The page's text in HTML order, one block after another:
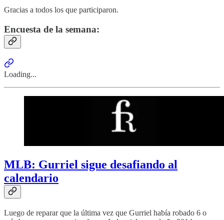
Gracias a todos los que participaron.
Encuesta de la semana:
Loading...
MLB: Gurriel sigue desafiando al
calendario
Luego de reparar que la última vez que Gurriel había robado 6 o